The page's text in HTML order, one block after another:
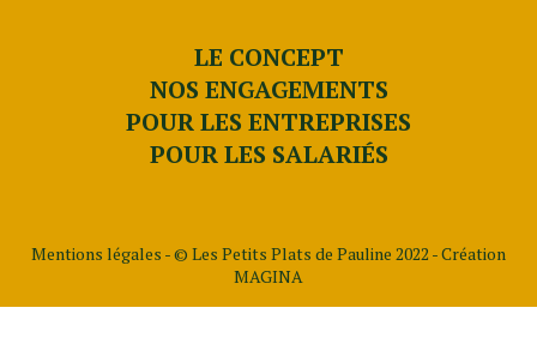
LE CONCEPT
NOS ENGAGEMENTS
POUR LES ENTREPRISES
POUR LES SALARIÉS
Mentions légales - © Les Petits Plats de Pauline 2022 -Création
MAGINA